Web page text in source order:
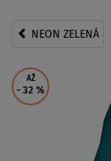
NEON ZELENÁ
AŽ
- 32 %